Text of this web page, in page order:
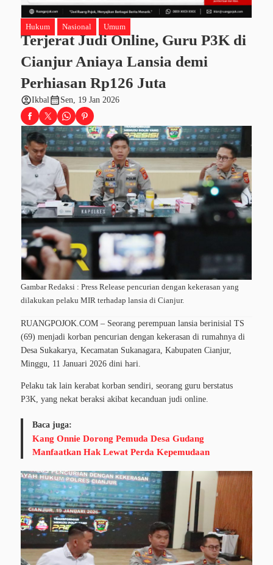
Hukum Nasional Umum
Terjerat Judi Online, Guru P3K di
Cianjur Aniaya Lansia demi
Perhiasan Rp126 Juta
account_circleIkbal calendar_month Sen, 19 Jan 2026
Gambar Redaksi : Press Release pencurian dengan kekerasan yang
dilakukan pelaku MIR terhadap lansia di Cianjur.
RUANGPOJOK.COM – Seorang perempuan lansia berinisial TS
(69) menjadi korban pencurian dengan kekerasan di rumahnya di
Desa Sukakarya, Kecamatan Sukanagara, Kabupaten Cianjur,
Minggu, 11 Januari 2026 dini hari.
Pelaku tak lain kerabat korban sendiri, seorang guru berstatus
P3K, yang nekat beraksi akibat kecanduan judi online.
Baca juga:
Kang Onnie Dorong Pemuda Desa Gudang
Manfaatkan Hak Lewat Perda Kepemudaan